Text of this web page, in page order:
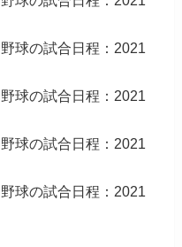
球の試合日程：2021
球の試合日程：2021
球の試合日程：2021
球の試合日程：2021